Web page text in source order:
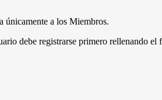
únicamente a los Miembros.
debe registrarse primero rellenando